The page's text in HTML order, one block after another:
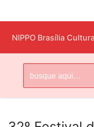
para
o
conteúdo
NIPPO Brasília
por: